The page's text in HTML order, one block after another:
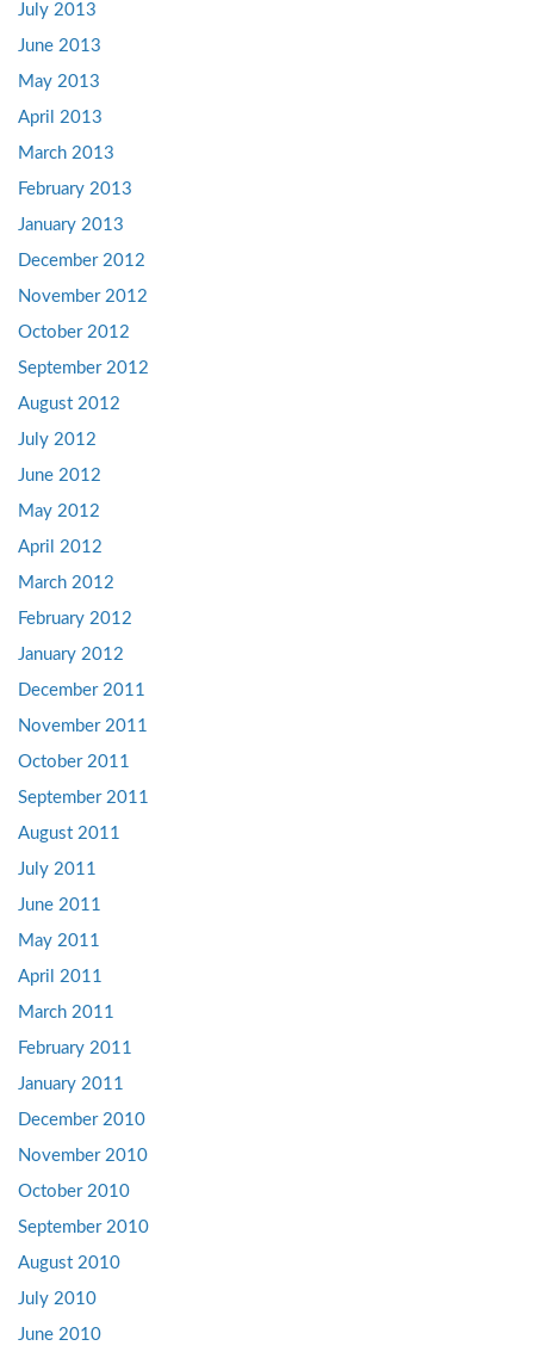
July 2013
June 2013
May 2013
April 2013
March 2013
February 2013
January 2013
December 2012
November 2012
October 2012
September 2012
August 2012
July 2012
June 2012
May 2012
April 2012
March 2012
February 2012
January 2012
December 2011
November 2011
October 2011
September 2011
August 2011
July 2011
June 2011
May 2011
April 2011
March 2011
February 2011
January 2011
December 2010
November 2010
October 2010
September 2010
August 2010
July 2010
June 2010